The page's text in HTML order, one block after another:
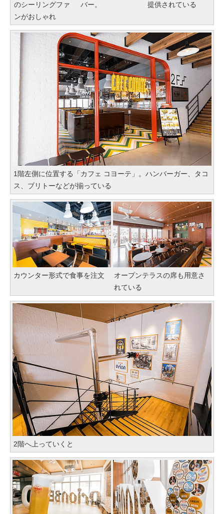
のシーリングファ
ンがおしゃれ
バー。 提供されている
1階左側に位置する「カフェ コヨーテ」。ハンバーガー、タコ
ス、ブリトーなどが揃っている
カウンター形式で食事を注文
オープンテラスの席も用意さ
れている
2階へ上っていくと